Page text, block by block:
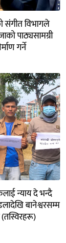
संगीत विभागले
पाठ्यसामग्री
गर्ने
न्याय दे भन्दै
बानेश्वरसम्म
(तस्विरहरू)